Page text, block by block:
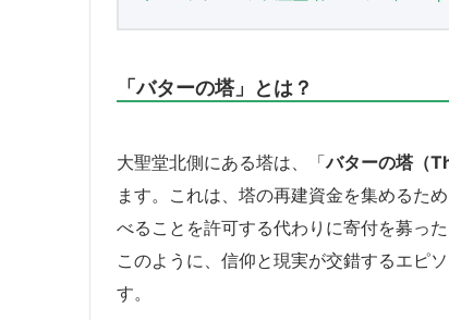
「バターの塔」とは？
大聖堂北側にある塔は、「バターの塔（
ます。これは、塔の再建資金を集めるた
べることを許可する代わりに寄付を募った
このように、信仰と現実が交錯するエピ
す。